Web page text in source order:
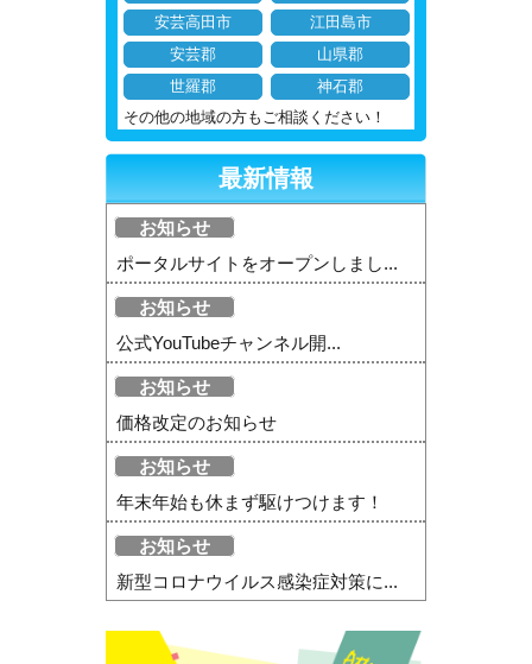
安芸高田市
江田島市
安芸郡
山県郡
世羅郡
神石郡
その他の地域の方もご相談ください！
最新情報
お知らせ
ポータルサイトをオープンしまし...
お知らせ
公式YouTubeチャンネル開...
お知らせ
価格改定のお知らせ
お知らせ
年末年始も休まず駆けつけます！
お知らせ
新型コロナウイルス感染症対策に...